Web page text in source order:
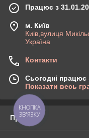
Працює з
м. Київ
Киів,вулиця
Україна
Контакти
Сьогодні працює
Показати весь
Про нас
КНОПКА
ЗВ'ЯЗКУ